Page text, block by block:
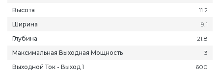
Высота
11.2
Ширина
9.1
Глубина
21.8
Максимальная Выходная Мощность
3
Выходной Ток - Выход 1
600